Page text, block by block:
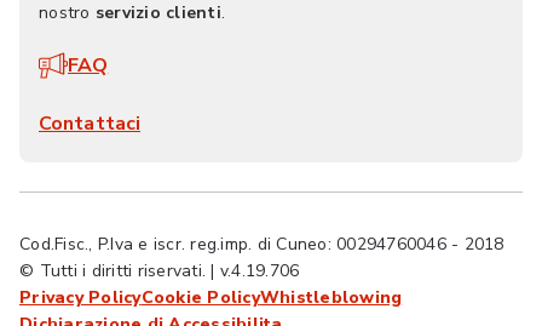
nostro servizio clienti.
FAQ
Contattaci
Cod.Fisc., P.Iva e iscr. reg.imp. di Cuneo: 00294760046 - 2018
© Tutti i diritti riservati. | v.4.19.706
Privacy PolicyCookie PolicyWhistleblowing